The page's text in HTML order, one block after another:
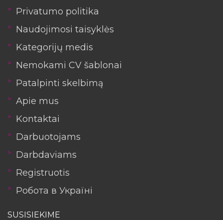
Privatumo politika
Naudojimosi taisyklės
Kategorijų medis
Nemokami CV šablonai
Patalpinti skelbimą
Apie mus
Kontaktai
Darbuotojams
Darbdaviams
Registruotis
Робота в Україні
SUSISIEKIME